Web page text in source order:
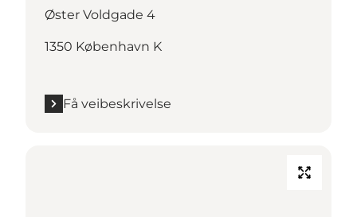
Øster Voldgade 4
1350 København K
Få veibeskrivelse